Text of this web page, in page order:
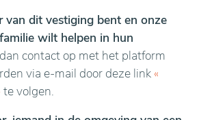
van dit vestiging bent en onze
wilt helpen in hun
contact op met het platform
via e-mail door deze link «
te volgen.